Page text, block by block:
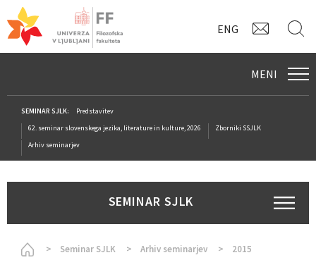
ENG
MENI
SEMINAR SJLK:
Predstavitev
62. seminar slovenskega jezika, literature in kulture, 2026
Zborniki SSJLK
Arhiv seminarjev
SEMINAR SJLK
HomepageSeminar SJLK Arhiv seminarjev 2015